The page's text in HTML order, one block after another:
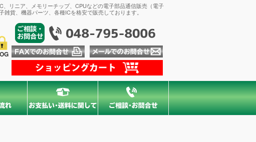
リニア、メモリーチップ、CPUなどの電子部品通信販売（電子
貨、機器パーツ、各種ICを格安で販売しております。